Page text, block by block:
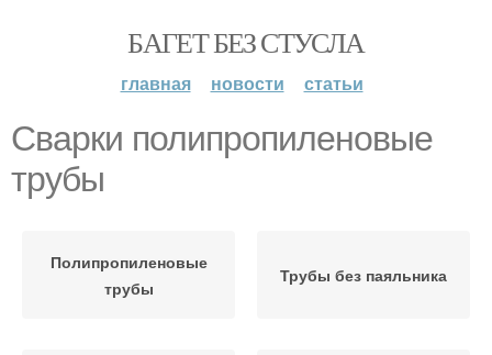
БАГЕТ БЕЗ СТУСЛА
главная новости статьи
Сварки полипропиленовые
трубы
Полипропиленовые
трубы
Трубы без паяльника